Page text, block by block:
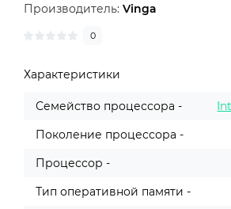
Производитель:Vinga
0
Характеристики
Семейство процессора -
Поколение процессора -
Процессор -
Тип оперативной памяти -